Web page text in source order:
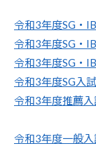
令和3年度SG・
令和3年度SG・
令和3年度SG・
令和3年度SG入
令和3年度推薦入
令和3年度一般入